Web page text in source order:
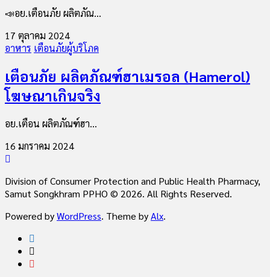
📣อย.เตือนภัย ผลิตภัณ...
17 ตุลาคม 2024
อาหาร เตือนภัยผู้บริโภค
เตือนภัย ผลิตภัณฑ์ฮาเมรอล (Hamerol)
โฆษณาเกินจริง
อย.เตือน ผลิตภัณฑ์ฮา...
16 มกราคม 2024
Division of Consumer Protection and Public Health Pharmacy,
Samut Songkhram PPHO © 2026. All Rights Reserved.
Powered byWordPress. Theme byAlx.